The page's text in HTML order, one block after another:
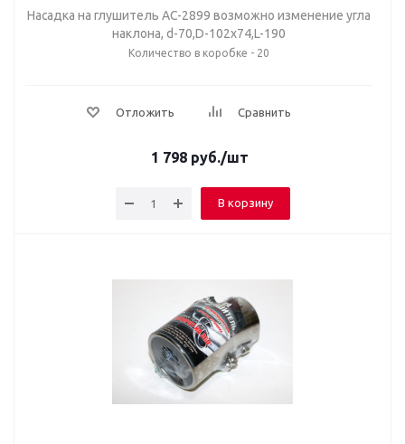
Насадка на глушитель AC-2899 возможно изменение угла
наклона, d-70,D-102х74,L-190
Количество в коробке - 20
Отложить Сравнить
1 798руб./шт
В корзину